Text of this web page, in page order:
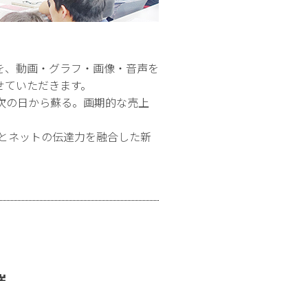
動画・グラフ・画像・音声を
いただきます。
日から蘇る。画期的な売上
ネットの伝達力を融合した新